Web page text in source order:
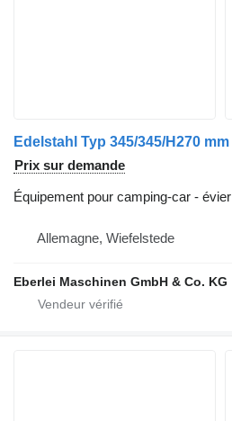
Edelstahl Typ 345/345/H270 mm
Prix sur demande
Équipement pour camping-car - évier
Allemagne, Wiefelstede
Eberlei Maschinen GmbH & Co. KG